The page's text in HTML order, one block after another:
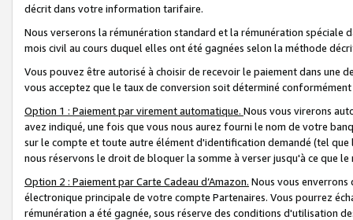
décrit dans votre information tarifaire.
Nous verserons la rémunération standard et la rémunération spéciale
mois civil au cours duquel elles ont été gagnées selon la méthode
Vous pouvez être autorisé à choisir de recevoir le paiement dans une
vous acceptez que le taux de conversion soit déterminé
Option 1 : Paiement par virement automatique. Nous vous virerons
avez indiqué, une fois que vous nous aurez fourni le nom de votre
sur le compte et toute autre élément d'identification demandé (tel que
nous réservons le droit de bloquer la somme à verser jusqu'à ce que
Option 2 : Paiement par Carte Cadeau d’Amazon. Nous vous
électronique principale de votre compte Partenaires. Vous pourrez
rémunération a été gagnée, sous réserve des conditions d'utilisation